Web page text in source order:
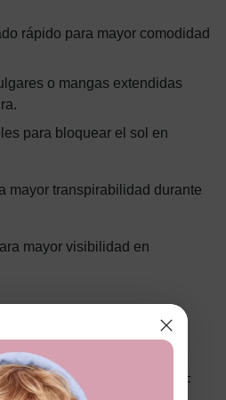
rápido para mayor comodidad
o mangas extendidas
para bloquear el sol en
mayor transpirabilidad durante
mayor visibilidad en
de las mejores
para niños con UPF